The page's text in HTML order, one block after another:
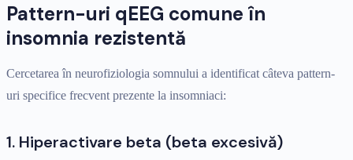
Pattern-uri qEEG comune în
insomnia rezistentă
Cercetarea în neurofiziologia somnului a identificat câteva pattern-
uri specifice frecvent prezente la insomniaci:
1. Hiperactivare beta (beta excesivă)